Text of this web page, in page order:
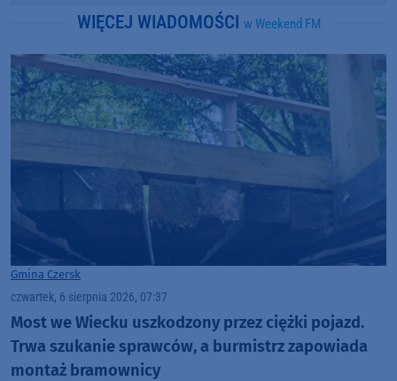
WIĘCEJ WIADOMOŚCI w Weekend FM
Gmina Czersk
czwartek, 6 sierpnia 2026, 07:37
Most we Wiecku uszkodzony przez ciężki pojazd.
Trwa szukanie sprawców, a burmistrz zapowiada
montaż bramownicy